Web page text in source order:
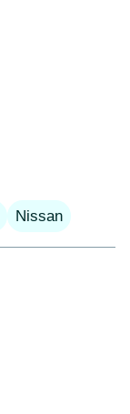
Nissan